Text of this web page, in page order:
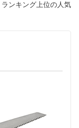
ンキング上位の人気